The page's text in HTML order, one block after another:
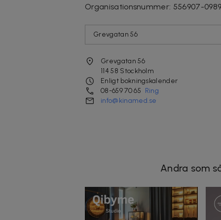
Organisationsnummer: 556907-0989
Grevgatan 56
Grevgatan 56
114 58 Stockholm
Enligt bokningskalender
08-659 70 65 Ring
info@kinamed.se
Andra som